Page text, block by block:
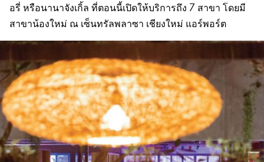
อรี่ หรือนานาจังเกิ้ล ที่ตอนนี้เปิดให้บริการถึง 7 สาขา โดยมี
สาขาน้องใหม่ ณ เซ็นทรัลพลาซา เชียงใหม่ แอร์พอร์ต